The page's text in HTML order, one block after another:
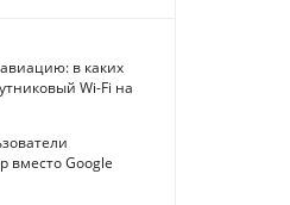
в каких
Wi-Fi на
вместо Google